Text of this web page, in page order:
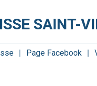
SAINT-
Page Facebook